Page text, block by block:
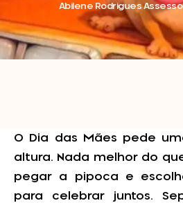
Abilene Rodrigues
O Dia das Mães pede
altura. Nada melhor do
pegar a pipoca e
para celebrar juntos.